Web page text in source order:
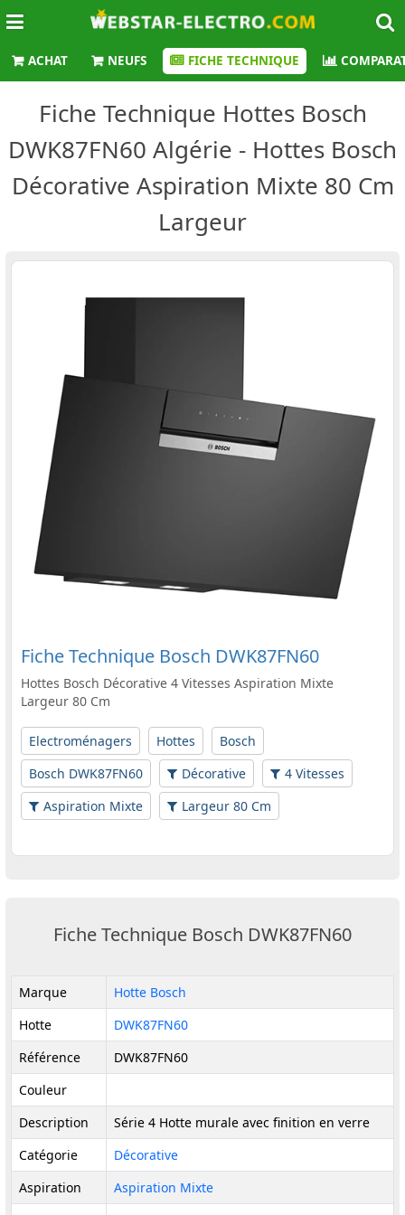
ACHAT NEUFS FICHE TECHNIQUE
Fiche Technique Hottes Bosch
DWK87FN60 Algérie - Hottes Bosch
Décorative Aspiration Mixte 80 Cm
Largeur
Fiche Technique Bosch DWK87FN60
Hottes Bosch Décorative 4 Vitesses Aspiration Mixte
Largeur 80 Cm
Electroménagers Hottes
Bosch
Bosch DWK87FN60
Décorative
4 Vitesses
Aspiration Mixte
Largeur 80 Cm
Fiche Technique Bosch DWK87FN60
Marque
Hotte Bosch
Hotte
DWK87FN60
Référence
DWK87FN60
Couleur
Description
Série 4 Hotte murale avec finition en verre
Catégorie
Décorative
Aspiration
Aspiration Mixte